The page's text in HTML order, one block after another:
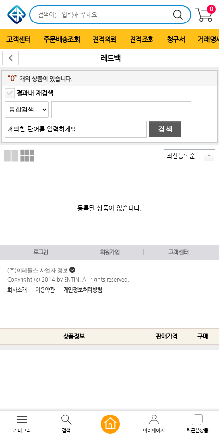
0
고객센터 주문배송조회 견적의뢰 견적조회 청구서 거래명
카테고리 검색 마이페이지 최근본상품
레드백
“0” 개의 상품이 있습니다.
결과내 재검색
최신등록순
등록된 상품이 없습니다.
로그인 회원가입 고객센터
(주)이레툴스 사업자 정보
Copyright (c) 2014 by ENTIN, All rights reserved.
회사소개
이용약관 개인정보처리방침
상품정보 판매가격 구매